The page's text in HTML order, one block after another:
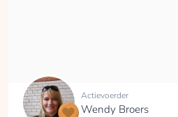
Actievoerder
Wendy Broers